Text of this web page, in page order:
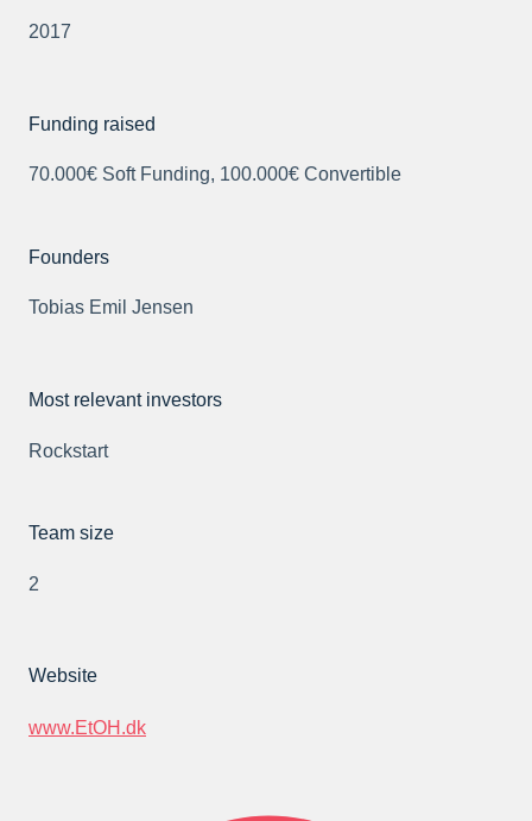
2017
Funding raised
70.000€ Soft Funding, 100.000€ Convertible
Founders
Tobias Emil Jensen
Most relevant investors
Rockstart
Team size
2
Website
www.EtOH.dk